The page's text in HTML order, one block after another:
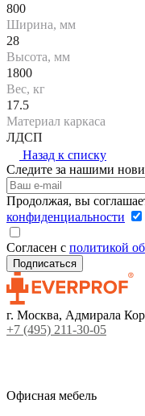
800
Ширина, мм
28
Высота, мм
1800
Вес, кг
17.5
Материал каркаса
ЛДСП
Назад к списку
Следите за нашими
Продолжая, вы
конфиденциальности
Согласен с политикой
г. Москва, Адмирала
+7 (495) 211-30-05
Офисная мебель